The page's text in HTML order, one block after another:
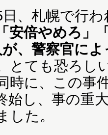
、札幌で行わ
「安倍やめろ」
、警察官に
とても恐ろし
時に、この事
始し、事の重
した。